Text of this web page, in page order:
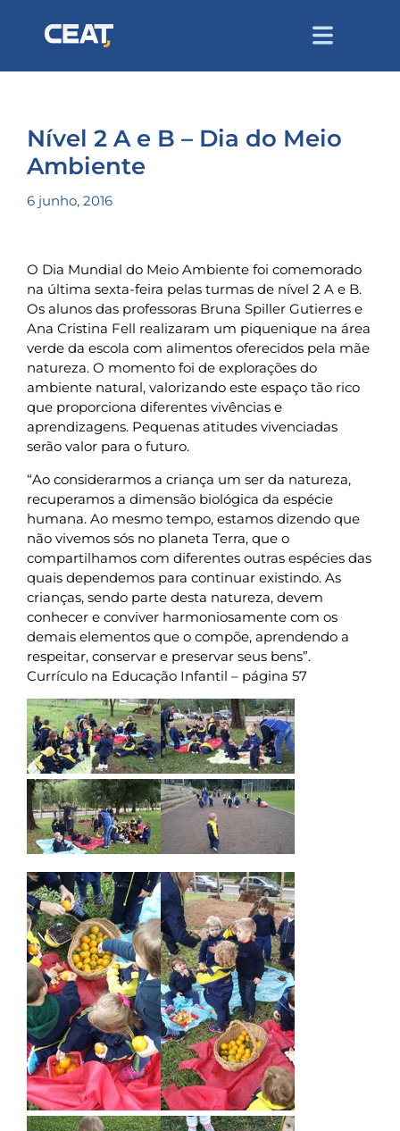
Nível 2 A e B – Dia do Meio
Ambiente
6 junho, 2016
O Dia Mundial do Meio Ambiente foi comemorado
na última sexta-feira pelas turmas de nível 2 A e B.
Os alunos das professoras Bruna Spiller Gutierres e
Ana Cristina Fell realizaram um piquenique na área
verde da escola com alimentos oferecidos pela mãe
natureza. O momento foi de explorações do
ambiente natural, valorizando este espaço tão rico
que proporciona diferentes vivências e
aprendizagens. Pequenas atitudes vivenciadas
serão valor para o futuro.
“Ao considerarmos a criança um ser da natureza,
recuperamos a dimensão biológica da espécie
humana. Ao mesmo tempo, estamos dizendo que
não vivemos sós no planeta Terra, que o
compartilhamos com diferentes outras espécies das
quais dependemos para continuar existindo. As
crianças, sendo parte desta natureza, devem
conhecer e conviver harmoniosamente com os
demais elementos que o compõe, aprendendo a
respeitar, conservar e preservar seus bens”.
Currículo na Educação Infantil – página 57